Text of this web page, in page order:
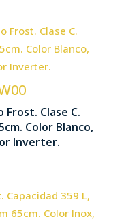
Clase C.
Color Blanco,
Inverter.
1935 x